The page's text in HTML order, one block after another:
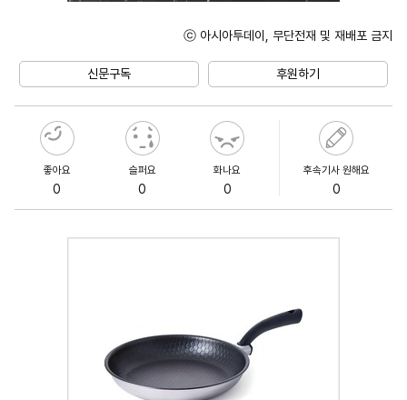
ⓒ 아시아투데이, 무단전재 및 재배포 금지
신문구독 후원하기
좋아요
0
슬퍼요
0
화나요
0
후속기사 원해요
0